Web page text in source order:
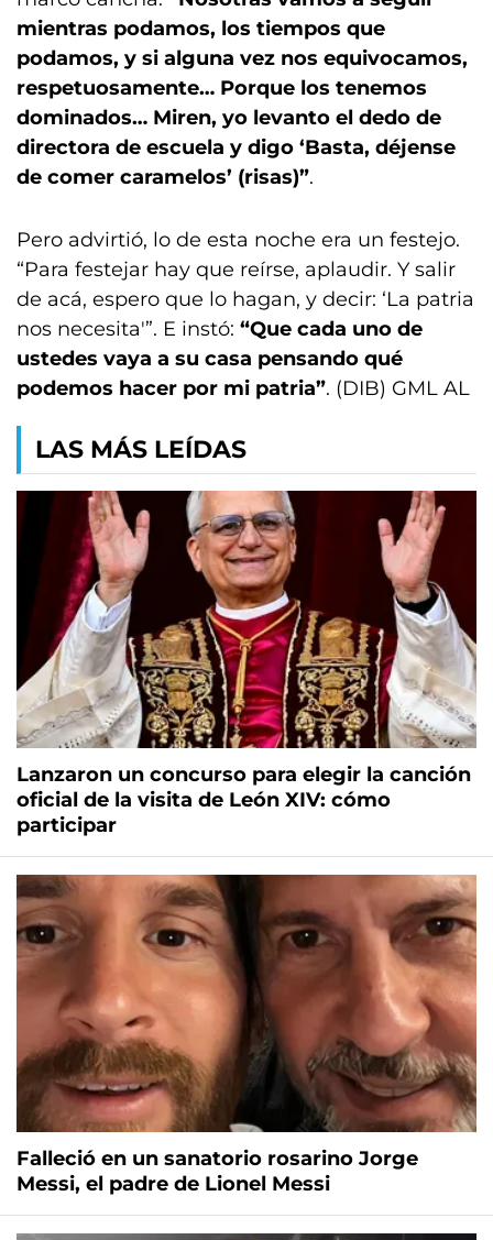
mientras podamos, los tiempos que
podamos, y si alguna vez nos equivocamos,
respetuosamente… Porque los tenemos
dominados… Miren, yo levanto el dedo de
directora de escuela y digo ‘Basta, déjense
de comer caramelos’ (risas)”.
Pero advirtió, lo de esta noche era un festejo.
“Para festejar hay que reírse, aplaudir. Y salir
de acá, espero que lo hagan, y decir: ‘La patria
nos necesita'”. E instó: “Que cada uno de
ustedes vaya a su casa pensando qué
podemos hacer por mi patria”. (DIB) GML AL
LAS MÁS LEÍDAS
Lanzaron un concurso para elegir la canción
oficial de la visita de León XIV: cómo
participar
Falleció en un sanatorio rosarino Jorge
Messi, el padre de Lionel Messi